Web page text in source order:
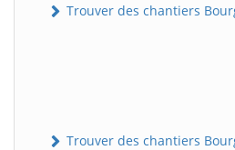
Trouver des chantiers
Trouver des chantiers